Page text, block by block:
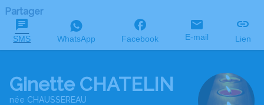
Partager
SMS WhatsApp Facebook E-mail Lien
Ginette CHATELIN
née CHAUSSEREAU